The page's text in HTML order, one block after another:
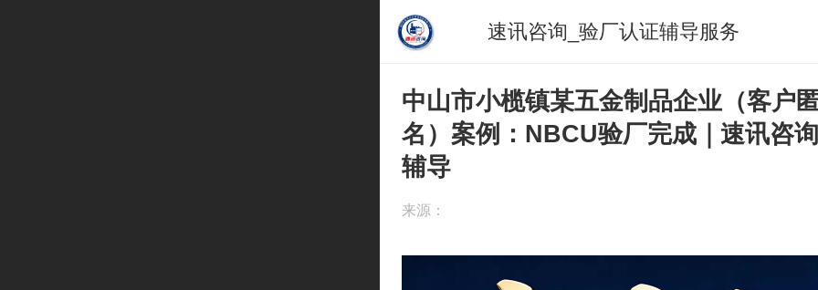
速讯咨询_验厂认证辅导服务
中山市小榄镇某五金制品企业（客户
名）案例：NBCU验厂完成｜速讯咨询
辅导
来源：